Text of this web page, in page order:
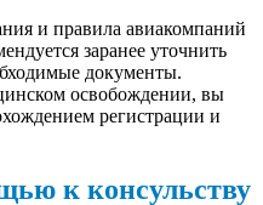
и правила авиакомпаний
заранее уточнить
документы.
освобождении, вы
регистрации и
к консульству